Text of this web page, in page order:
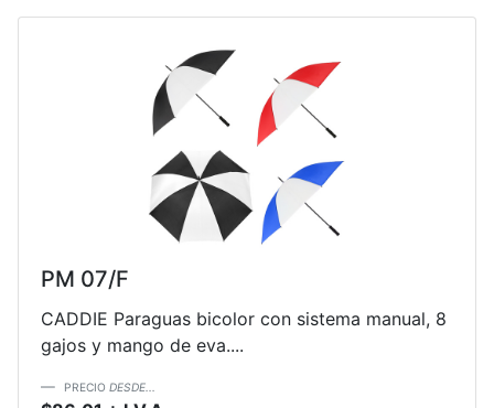
PM 07/F
CADDIE Paraguas bicolor con sistema manual, 8
gajos y mango de eva....
PRECIO DESDE...